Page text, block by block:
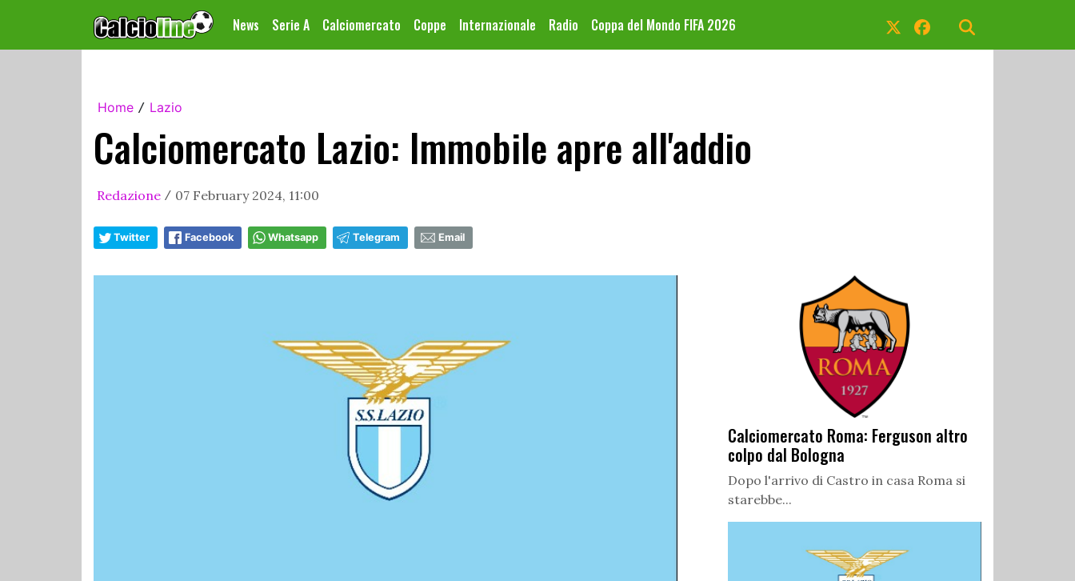
News Serie A Calciomercato Coppe Internazionale Radio Coppa del Mondo FIFA 2026
Home / Lazio
Calciomercato Lazio: Immobile apre all'addio
Redazione / 07 February 2024, 11:00
Twitter Facebook Whatsapp Telegram Email
Calciomercato Roma: Ferguson altro
colpo dal Bologna
Dopo l'arrivo di Castro in casa Roma si
starebbe...